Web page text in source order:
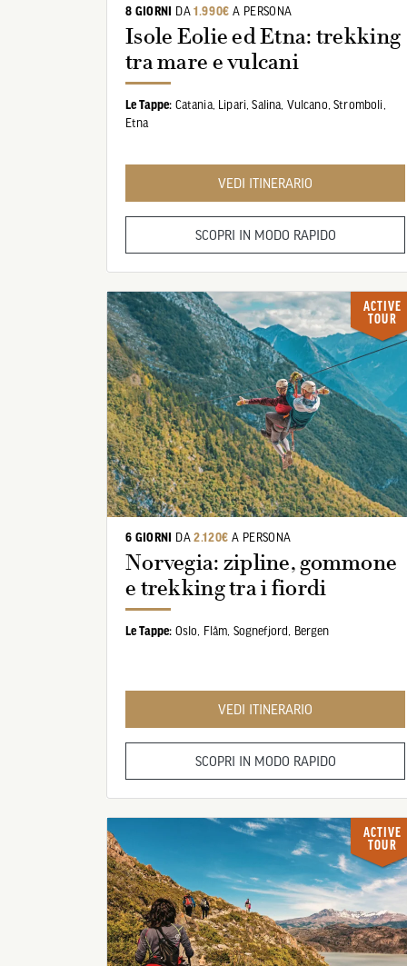
8 GIORNI DA1.990€ A PERSONA
Isole Eolie ed Etna: trekking
tra mare e vulcani
Le Tappe: Catania, Lipari, Salina, Vulcano, Stromboli,
Etna
VEDI ITINERARIO
SCOPRI IN MODO RAPIDO
ACTIVE
TOUR
6 GIORNI DA2.120€ A PERSONA
Norvegia: zipline, gommone
e trekking tra i fiordi
Le Tappe: Oslo, Flåm, Sognefjord, Bergen
VEDI ITINERARIO
SCOPRI IN MODO RAPIDO
ACTIVE
TOUR